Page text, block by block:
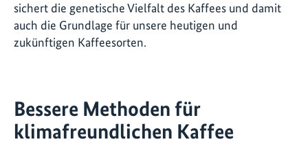
sichert die genetische Vielfalt des Kaffees und damit
auch die Grundlage für unsere heutigen und
zukünftigen Kaffeesorten.
Bessere Methoden für
klimafreundlichen Kaffee